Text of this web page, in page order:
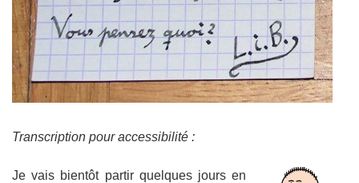
Transcription pour accessibilité :
Je vais bientôt partir quelques jours en